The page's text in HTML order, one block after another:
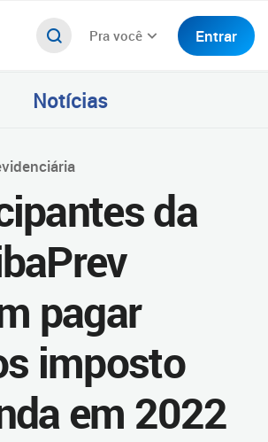
Pra você Entrar
Notícias
da
pagar
imposto
em 2022